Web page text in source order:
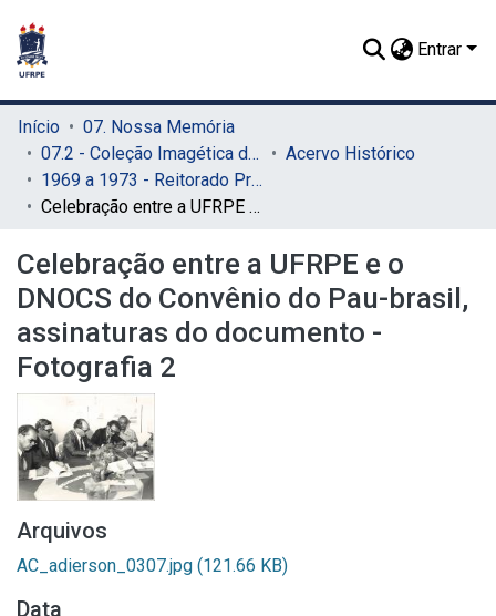
Entrar
Início
07. Nossa Memória
07.2 - Coleção Imagética do SIB
Acervo Histórico
1969 a 1973 - Reitorado Prof. Adierson Erasmo de Azevedo
Celebração entre a UFRPE e o DNOCS do Convênio do Pau-brasil, assinaturas do documento - Fotografia 2
Celebração entre a UFRPE e o
DNOCS do Convênio do Pau-brasil,
assinaturas do documento -
Fotografia 2
Arquivos
AC_adierson_0307.jpg (121.66 KB)
Data